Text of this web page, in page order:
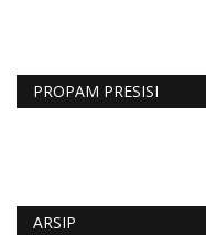
PROPAM PRESISI
ARSIP